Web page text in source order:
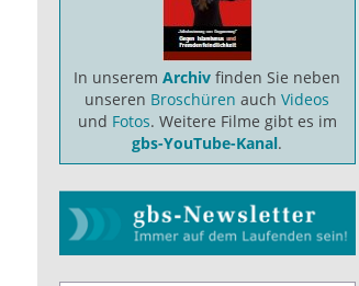
In unseremArchiv finden Sie neben
unseren Broschüren auch Videos
und Fotos. Weitere Filme gibt es im
gbs-YouTube-Kanal.